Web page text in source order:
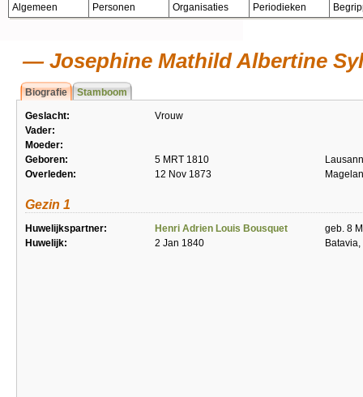
Algemeen Personen Organisaties Periodieken
Josephine Mathild Albertine
Biografie Stamboom
Geslacht:
Vrouw
Vader:
Moeder:
Geboren:
5 MRT 1810
Overleden:
12 Nov 1873
Gezin 1
Huwelijkspartner: Henri Adrien Louis Bousquet
geb. 8
Huwelijk:
2 Jan 1840